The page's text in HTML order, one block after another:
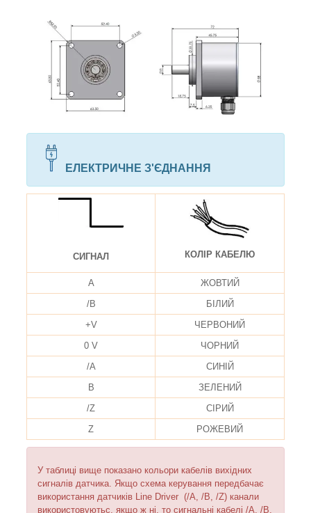
ЕЛЕКТРИЧНЕ З'ЄДНАННЯ
СИГНАЛ КОЛІР КАБЕЛЮ
A
ЖОВТИЙ
/B
БІЛИЙ
+V
ЧЕРВОНИЙ
0 V
ЧОРНИЙ
/A
СИНІЙ
B
ЗЕЛЕНИЙ
/Z
СІРИЙ
Z
РОЖЕВИЙ
У таблиці вище показано кольори кабелів вихідних
сигналів датчика. Якщо схема керування передбачає
використання датчиків Line Driver (/A, /B, /Z) канали
використовуютьс, якщо ж ні, то сигнальні кабелі /A, /B,